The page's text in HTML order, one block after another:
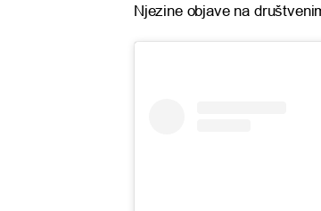
Njezine objave na